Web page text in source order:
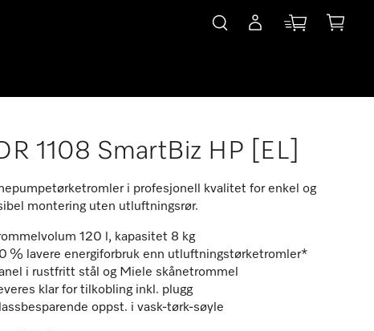
1108 SmartBiz HP [EL]
i profesjonell kvalitet for enkel og
montering uten utluftningsrør.
120 l, kapasitet 8 kg
% lavere energiforbruk enn utluftningstørketromler*
i rustfritt stål og Miele skånetrommel
klar for tilkobling inkl. plugg
oppst. i vask-tørk-søyle